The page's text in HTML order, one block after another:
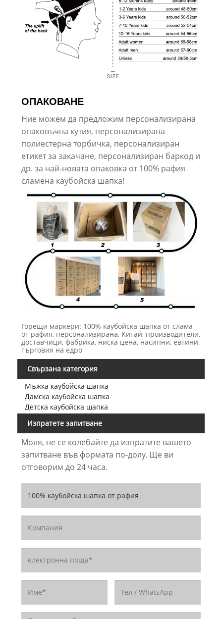
ОПАКОВАНЕ
Ние можем да предложим персонализирана
опаковъчна кутия, персонализирана
полиестерна торбичка, персонализиран
етикет за закачане, персонализиран баркод и
др. за най-новата опаковка от 100% рафия
сламена каубойска шапка!
Горещи маркери: 100% каубойска шапка от слама
от рафия, персонализирана, Китай, производители,
доставчици, фабрика, ниска цена, насипни, евтини,
търговия на едро
Свързана категория
Мъжка каубойска шапка
Дамска каубойска шапка
Детска каубойска шапка
Изпратете запитване
Моля, не се колебайте да изпратите вашето
запитване във формата по-долу. Ще ви
отговорим до 24 часа.